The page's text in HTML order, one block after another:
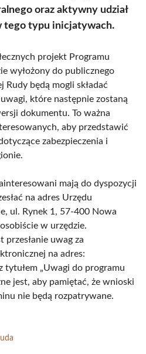
oraz aktywny udział
tego typu inicjatywach.
projekt Programu
wyłożony do publicznego
będą mogli składać
które następnie zostaną
dokumentu. To ważna
aby przedstawić
zabezpieczenia i
mają do dyspozycji
na adres Urzędu
ul. Rynek 1, 57-400 Nowa
w urzędzie.
uwag za
na adres:
tytułem „Uwagi do programu
jest, aby pamiętać, że wnioski
nie będą rozpatrywane.